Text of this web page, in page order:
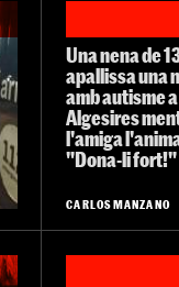
Una nena de
apallissa una
amb autisme a
Algesires
l'amiga
"Dona-li fort!"
CARLOS MANZANO